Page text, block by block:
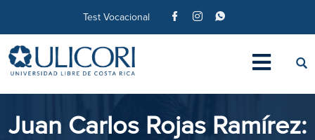
Test Vocacional
Juan Carlos Rojas Ramírez: